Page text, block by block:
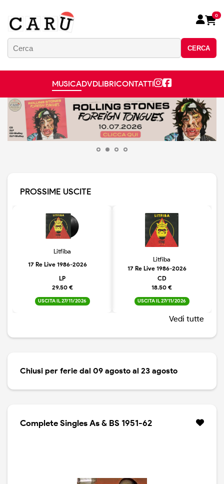
CERCA
0
MUSICADVDLIBRICONTATTI
PROSSIME USCITE
Litfiba
17 Re Live 1986-2026
LP
29.50 €
USCITA IL 27/11/2026
Litfiba
17 Re Live 1986-2026
CD
18.50 €
USCITA IL 27/11/2026
Vedi tutte
Chiusi per ferie dal 09 agosto al 23 agosto
Complete Singles As & BS 1951-62